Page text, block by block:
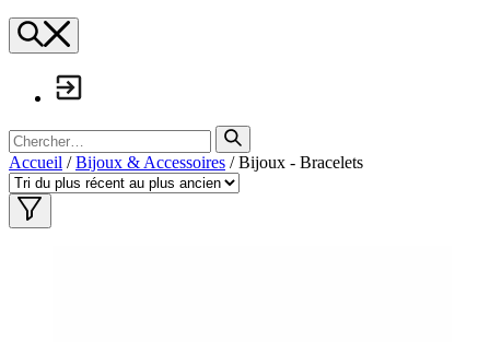
Search
Search
for
Accueil /Bijoux & Accessoires / Bijoux - Bracelets